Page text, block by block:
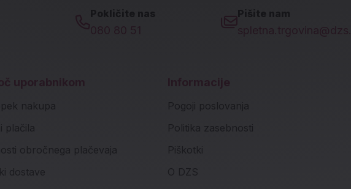
Pokličite nas
080 80 51
Pišite nam
uporabnikom
nakupa
plačila
obročnega plačevaja
dostave
Informacije
Pogoji poslovanja
Politika zasebnosti
Piškotki
O DZS